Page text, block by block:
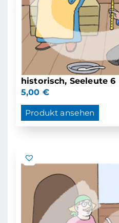
historisch, Seeleute 6
5,00 €
Produkt ansehen